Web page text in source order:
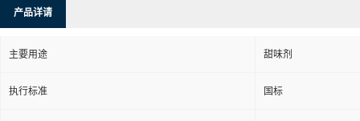
产品详请
主要用途 甜味剂
执行标准 国标